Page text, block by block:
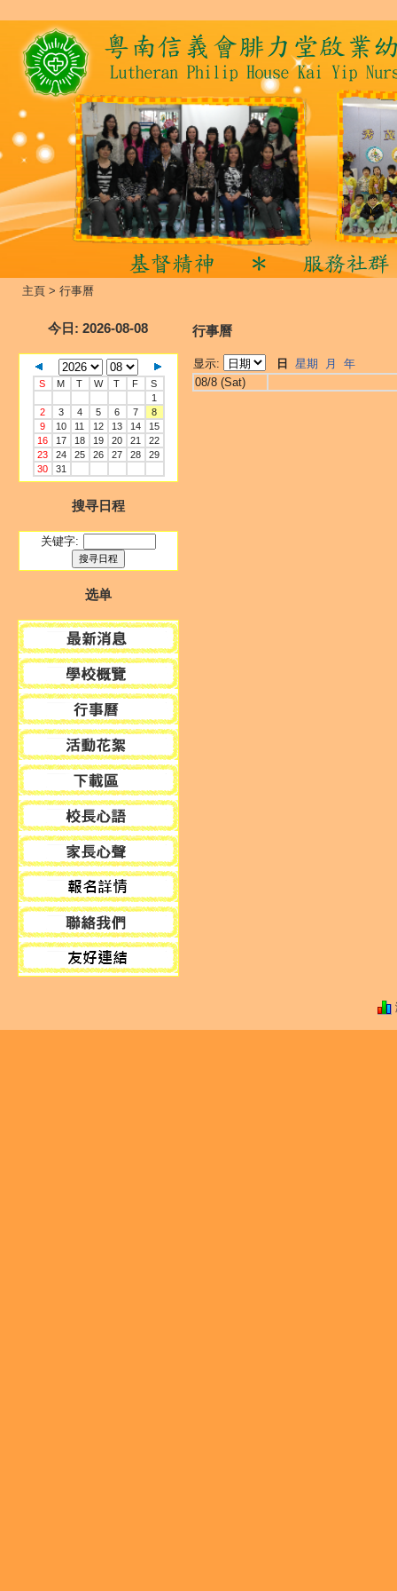
主頁 > 行事曆
今日 : 2026-08-08
S M T W T F
S
1
2
3 4 5 6 7
8
9
10 11 12 13 14
15
16
17 18 19 20 21
22
23
24 25 26 27 28
29
30
31
搜寻日程
关键字:
选单
行事曆
显示: 日 星期 月
年
08/8 (Sat)